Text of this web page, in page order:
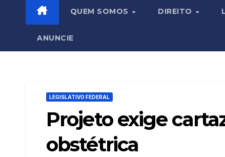
QUEM SOMOS DIREITO
ANUNCIE
LEGISLATIVO FEDERAL
Projeto exige
obstétrica